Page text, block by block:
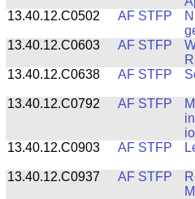
13.40.12.C0502
AF STFP
13.40.12.C0603
AF STFP
13.40.12.C0638
AF STFP
13.40.12.C0792 AF STFP
13.40.12.C0903
AF STFP
13.40.12.C0937 AF STFP